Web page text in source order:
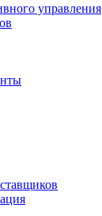
управления